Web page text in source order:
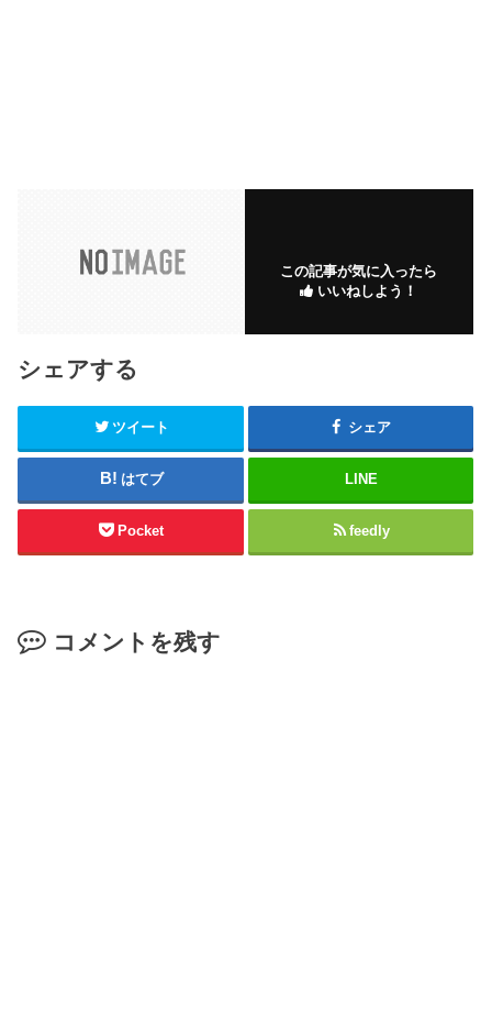
この記事が気に入ったら
いいねしよう！
シェアする
ツイート シェア
はてブ LINE
Pocket feedly
コメントを残す